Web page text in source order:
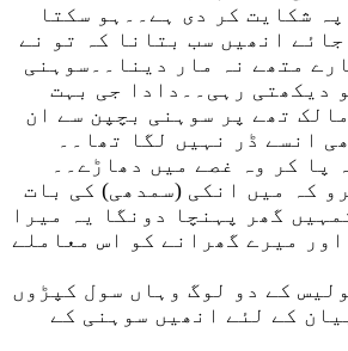
شکایت کر دی ہے۔۔ہو سکتا
انھیں سب بتانا کہ تو نے
متھے نہ مار دینا۔۔سوہنی
دیکھتی رہی۔۔دادا جی بہت
تھے پر سوہنی بچپن سے ان
انسے ڈر نہیں لگا تھا۔۔
پا کر وہ غصے میں دھاڑے۔۔
کہ میں انکی (سمدھی) کی بات
گھر پہنچا دونگا یہ میرا
میرے گھرانے کو اس معاملے
کے دو لوگ وہاں سول کپڑوں
کے لئے انھیں سوہنی کے